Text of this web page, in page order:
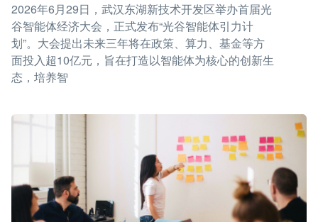
2026年6月29日，武汉东湖新技术开发区举办首届光
谷智能体经济大会，正式发布“光谷智能体引力计
划”。大会提出未来三年将在政策、算力、基金等方
面投入超10亿元，旨在打造以智能体为核心的创新生
态，培养智